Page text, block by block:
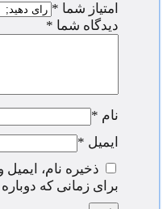
امتیاز شما *
دیدگاه شما *
نام *
ایمیل *
ذخیره نام،
برای زمانی که